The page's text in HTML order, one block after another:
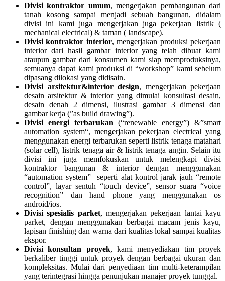
Divisi kontraktor umum, mengerjakan pembangunan dari
tanah kosong sampai menjadi sebuah bangunan, didalam
divisi ini kami juga mengerjakan juga pekerjaan listrik (
mechanical electrical) & taman ( landscape).
Divisi kontraktor interior, mengerjakan produksi pekerjaan
interior dari hasil gambar interior yang telah dibuat kami
ataupun gambar dari konsumen kami siap memproduksinya,
semuanya dapat kami produksi di “workshop” kami sebelum
dipasang dilokasi yang didisain.
Divisi arsitektur&interior design, mengerjakan pekerjaan
desain arsitektur & interior yang dimulai konsultasi desain,
desain denah 2 dimensi, ilustrasi gambar 3 dimensi dan
gambar kerja (”as build drawing”).
Divisi energi terbarukan (“renewable energy”) &”smart
automation system“, mengerjakan pekerjaan electrical yang
menggunakan energi terbarukan seperti listrik tenaga matahari
(solar cell), listrik tenaga air & listrik tenaga angin. Selain itu
divisi ini juga memfokuskan untuk melengkapi divisi
kontraktor bangunan & interior dengan menggunakan
“automation system” seperti alat kontrol jarak jauh “remote
control”, layar sentuh “touch device”, sensor suara “voice
recognition” dan hand phone yang menggunakan os
android/ios.
Divisi spesialis parket, mengerjakan pekerjaan lantai kayu
parket, dengan menggunakan berbagai macam jenis kayu,
lapisan finishing dan warna dari kualitas lokal sampai kualitas
ekspor.
Divisi konsultan proyek, kami menyediakan tim proyek
berkaliber tinggi untuk proyek dengan berbagai ukuran dan
kompleksitas. Mulai dari penyediaan tim multi-keterampilan
yang terintegrasi hingga penunjukan manajer proyek tunggal.